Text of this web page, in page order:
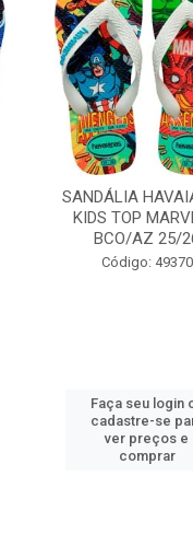
SANDÁLIA
KIDS TOP
BCO/AZ 25/
Código: 49370
Faça seu login
cadastre-se
ver preços e
comprar